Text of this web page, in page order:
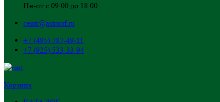
Пн-пт с 09:00 до 18:00
centr@astprof.ru
+7 (495) 787-49-11
+7 (925) 533-33-94
Корзина